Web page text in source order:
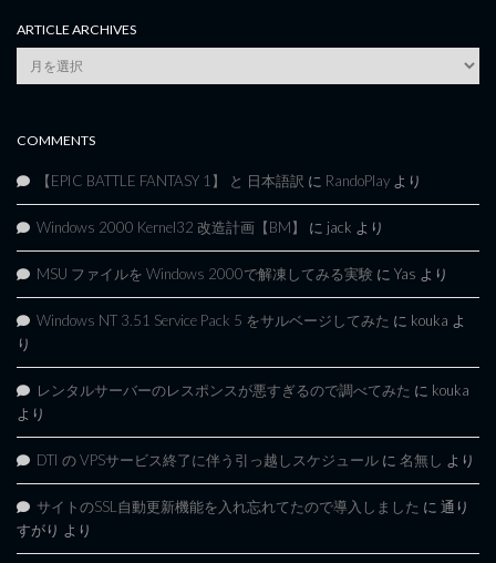
ARTICLE ARCHIVES
Article
Archives
COMMENTS
【EPIC BATTLE FANTASY 1】 と 日本語訳 に RandoPlay より
Windows 2000 Kernel32 改造計画【BM】 に jack より
MSU ファイルを Windows 2000で解凍してみる実験 に Yas より
Windows NT 3.51 Service Pack 5 をサルベージしてみた に kouka よ
り
レンタルサーバーのレスポンスが悪すぎるので調べてみた に kouka
より
DTI の VPSサービス終了に伴う引っ越しスケジュール に 名無し より
サイトのSSL自動更新機能を入れ忘れてたので導入しました に 通り
すがり より